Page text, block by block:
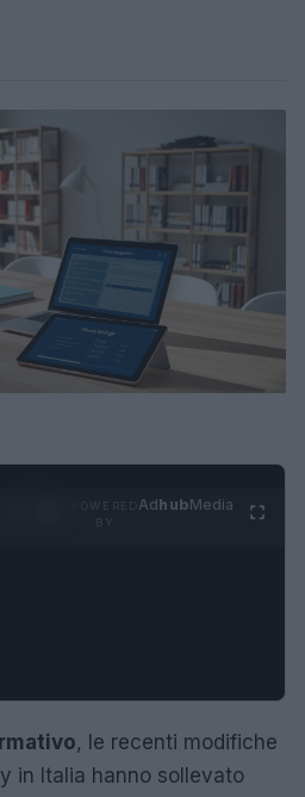
AdhubMedia
, le recenti modifiche
in Italia hanno sollevato